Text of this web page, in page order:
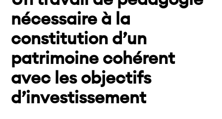
nécessaire à la
constitution d’un
patrimoine cohérent
avec les objectifs
d’investissement